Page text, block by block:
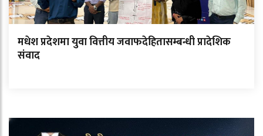
मधेश प्रदेशमा युवा वित्तीय जवाफदेहितासम्बन्धी प्रादेशिक
संवाद